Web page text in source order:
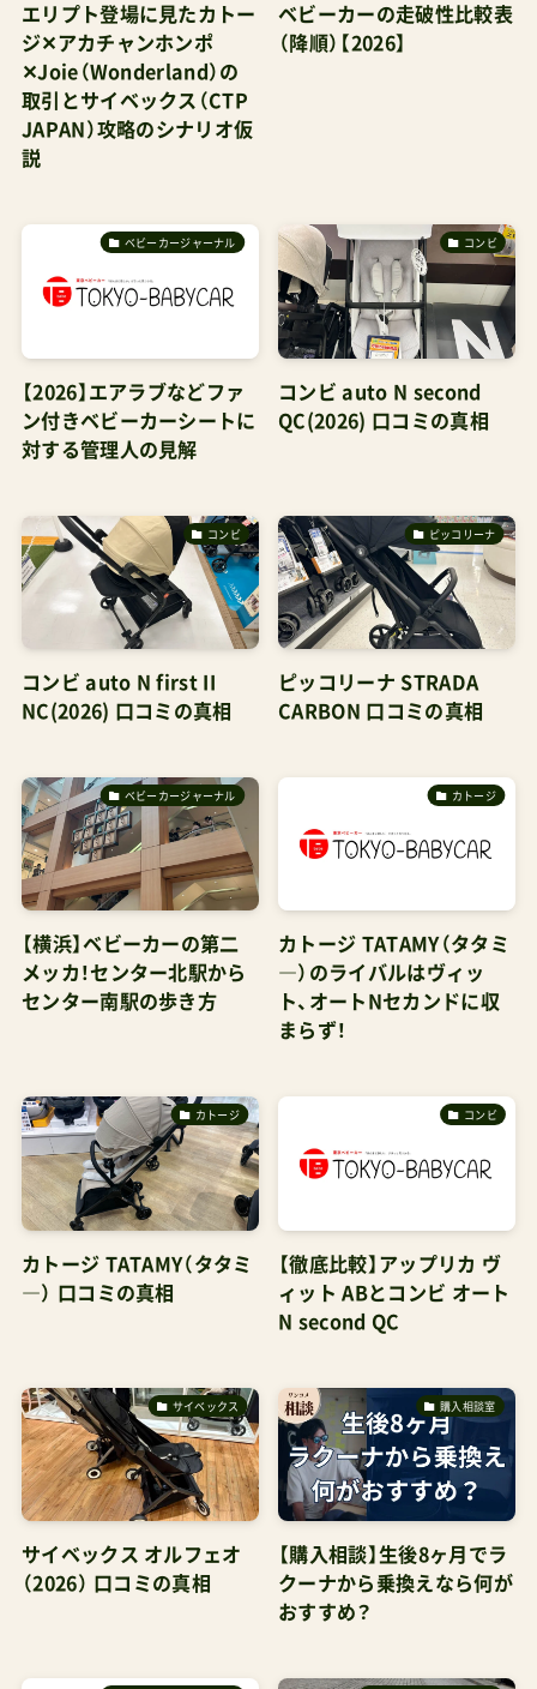
エリプト登場に見たカトー
ジ✕アカチャンホンポ
✕Joie（Wonderland）の
取引とサイベックス（CTP
JAPAN）攻略のシナリオ仮
説
ベビーカーの走破性比較表
（降順）【2026】
ベビーカージャーナル
【2026】エアラブなどファ
ン付きベビーカーシートに
対する管理人の見解
コンビ
コンビ auto N second
QC(2026) 口コミの真相
コンビ
コンビ auto N first II
NC(2026) 口コミの真相
ピッコリーナ
ピッコリーナ STRADA
CARBON 口コミの真相
ベビーカージャーナル
【横浜】ベビーカーの第二
メッカ！センター北駅から
センター南駅の歩き方
カトージ
カトージ TATAMY（タタミ
―）のライバルはヴィッ
ト、オートNセカンドに収
まらず！
カトージ
カトージ TATAMY（タタミ
―） 口コミの真相
コンビ
【徹底比較】アップリカ ヴ
ィット ABとコンビ オート
N second QC
サイベックス
サイベックス オルフェオ
（2026） 口コミの真相
購入相談室
【購入相談】生後8ヶ月でラ
クーナから乗換えなら何が
おすすめ？